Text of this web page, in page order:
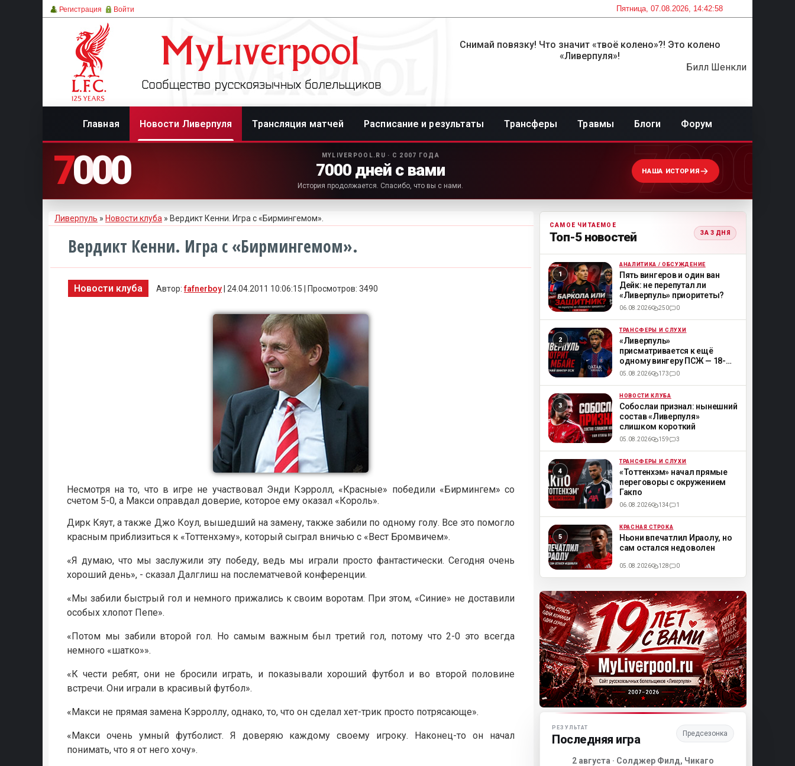
Пятница, 07.08.2026, 14:42:58
Регистрация Войти
Снимай повязку! Что значит «твоё колено»?! Это колено
«Ливерпуля»!
Билл Шенкли
Главная Новости Ливерпуля Трансляция матчей Расписание и результаты Трансферы Травмы Блоги Форум
7000
7000 MYLIVERPOOL.RU · С 2007 ГОДА
7000 дней с вами
История продолжается. Спасибо, что вы с нами.
НАША ИСТОРИЯ
Ливерпуль » Новости клуба » Вердикт Кенни. Игра с «Бирмингемом».
Вердикт Кенни. Игра с «Бирмингемом».
Новости клуба Автор:fafnerboy | 24.04.2011 10:06:15 | Просмотров: 3490
Несмотря на то, что в игре не участвовал Энди Кэрролл, «Красные» победили «Бирмингем» со
счетом 5-0, а Макси оправдал доверие, которое ему оказал «Король».
Дирк Кяут, а также Джо Коул, вышедший на замену, также забили по одному голу. Все это помогло
красным приблизиться к «Тоттенхэму», который сыграл вничью с «Вест Бромвичем».
«Я думаю, что мы заслужили эту победу, ведь мы играли просто фантастически. Сегодня очень
хороший день», - сказал Далглиш на послематчевой конференции.
«Мы забили быстрый гол и немного прижались к своим воротам. При этом, «Синие» не доставили
особых хлопот Пепе».
«Потом мы забили второй гол. Но самым важным был третий гол, потому что 2-0 это всегда
немного «шатко»».
«К чести ребят, они не бросили играть, и показывали хороший футбол и во второй половине
встречи. Они играли в красивый футбол».
«Макси не прямая замена Кэрроллу, однако, то, что он сделал хет-трик просто потрясающе».
«Макси очень умный футболист. Я доверяю каждому своему игроку. Наконец-то он начал
понимать, что я от него хочу».
САМОЕ ЧИТАЕМОЕ
Топ-5 новостей ЗА 3 ДНЯ
ML АНАЛИТИКА / ОБСУЖДЕНИЕ
Пять вингеров и один ван
Дейк: не перепутал ли
«Ливерпуль» приоритеты?
06.08.2026 250 0
ML ТРАНСФЕРЫ И СЛУХИ
«Ливерпуль»
присматривается к ещё
одному вингеру ПСЖ — 18-
летнему Мбайе
05.08.2026 173 0
ML НОВОСТИ КЛУБА
Собослаи признал: нынешний
состав «Ливерпуля»
слишком короткий
05.08.2026 159 3
ML ТРАНСФЕРЫ И СЛУХИ
«Тоттенхэм» начал прямые
переговоры с окружением
Гакпо
06.08.2026 134 1
ML КРАСНАЯ СТРОКА
Ньони впечатлил Ираолу, но
сам остался недоволен
05.08.2026 128 0
Матч-центр «Ливерпуля»
РЕЗУЛЬТАТ
Последняя игра Предсезонка
2 августа · Солджер Филд, Чикаго